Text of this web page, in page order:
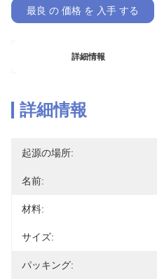
最良 の 価格 を 入手 する
詳細情報
詳細情報
起源の場所:
名前:
材料:
サイズ:
パッキング: